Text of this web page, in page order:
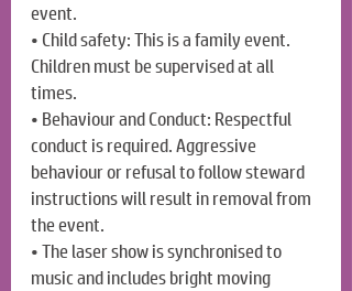
event.
• Child safety: This is a family event.
Children must be supervised at all
times.
• Behaviour and Conduct: Respectful
conduct is required. Aggressive
behaviour or refusal to follow steward
instructions will result in removal from
the event.
• The laser show is synchronised to
music and includes bright moving